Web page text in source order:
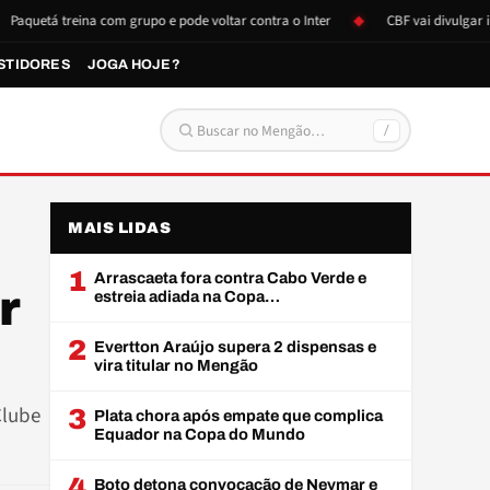
treina com grupo e pode voltar contra o Inter CBF vai divulgar
JOGA HOJE?
Buscar por: /
MAIS LIDAS
1 Arrascaeta fora contra Cabo Verde e
estreia adiada na Copa…
2 Evertton Araújo supera 2 dispensas e
vira titular no Mengão
3 Plata chora após empate que complica
Equador na Copa do Mundo
Boto detona convocação de Neymar e